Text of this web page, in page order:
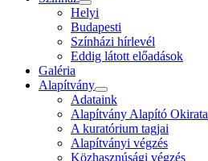
Helyi
Budapesti
Színházi hírlevél
Eddig látott előadások
Galéria
Alapítvány
Adataink
Alapítvány Alapító Okirata
A kuratórium tagjai
Alapítványi végzés
Közhasznúsági végzés